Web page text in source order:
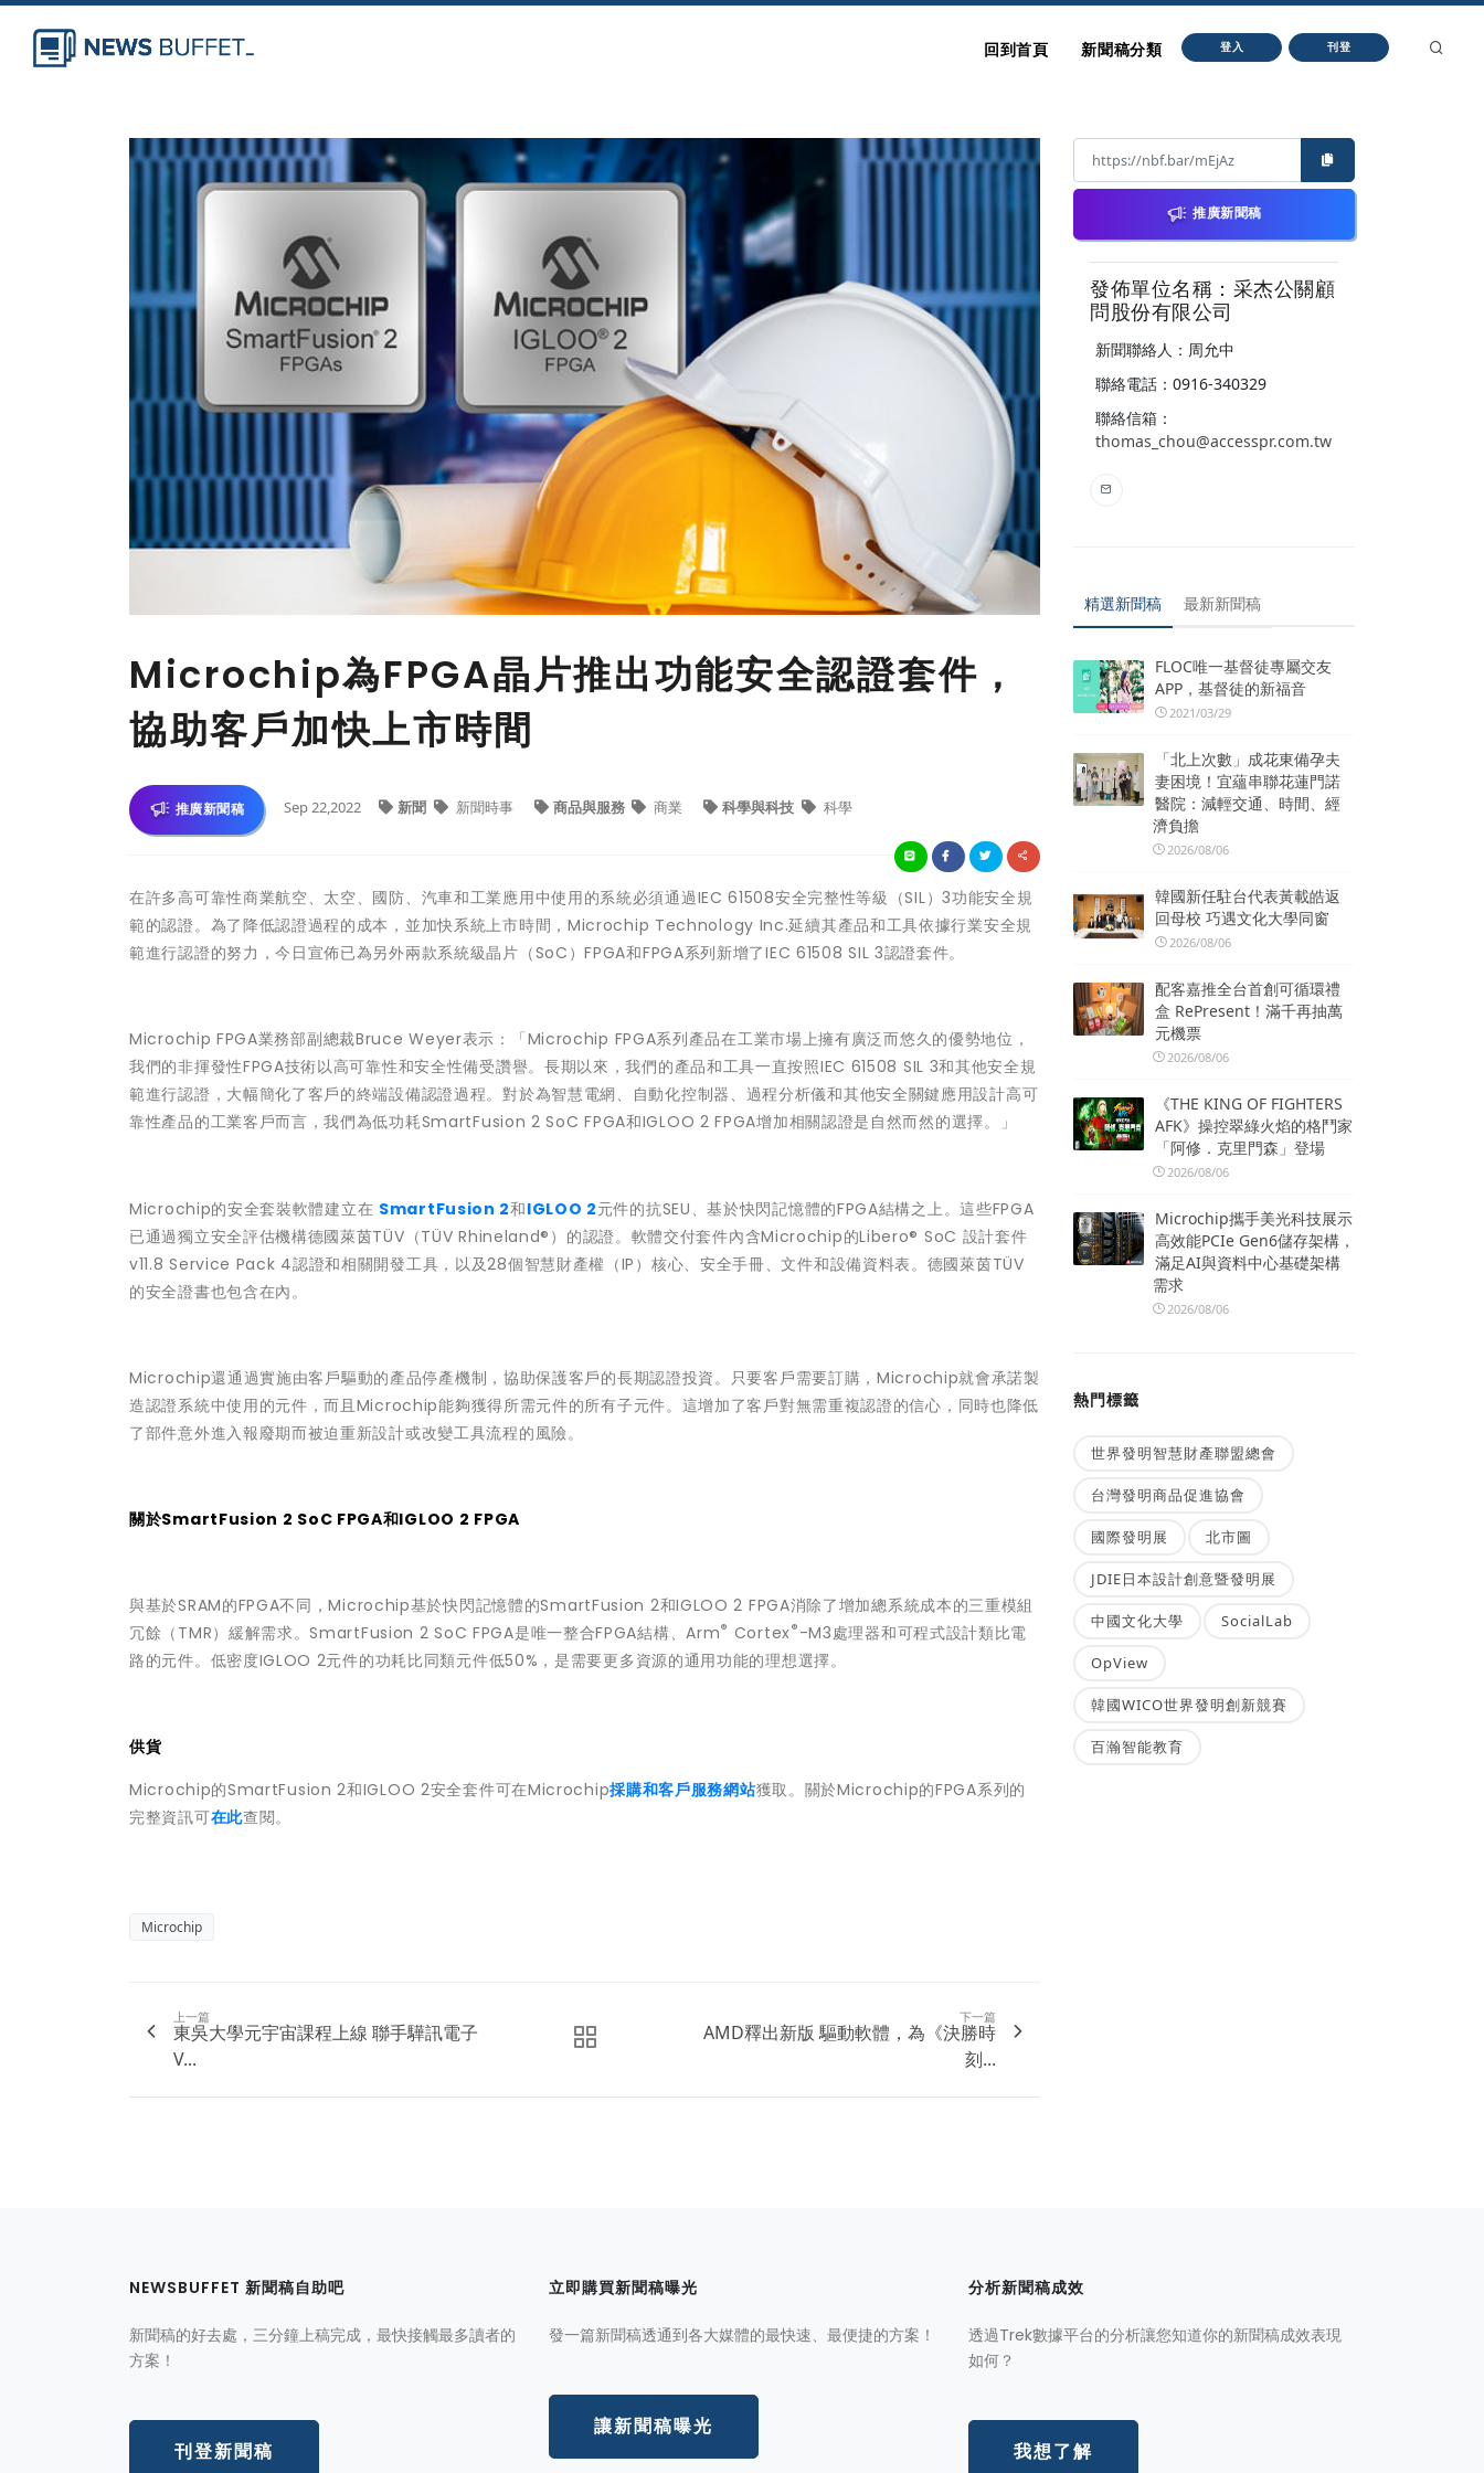
回到首頁 新聞稿分類 登入 刊登
Microchip為FPGA晶片推出功能安全認證套件，
協助客戶加快上市時間
推廣新聞稿 Sep 22,2022 新聞 新聞時事 商品與服務 商業 科學與科技 科學
在許多高可靠性商業航空、太空、國防、汽車和工業應用中使用的系統必須通過IEC 61508安全完整性等級（SIL）3功能安全規
範的認證。為了降低認證過程的成本，並加快系統上市時間，Microchip Technology Inc.延續其產品和工具依據行業安全規
範進行認證的努力，今日宣佈已為另外兩款系統級晶片（SoC）FPGA和FPGA系列新增了IEC 61508 SIL 3認證套件。
Microchip FPGA業務部副總裁Bruce Weyer表示：「Microchip FPGA系列產品在工業市場上擁有廣泛而悠久的優勢地位，
我們的非揮發性FPGA技術以高可靠性和安全性備受讚譽。長期以來，我們的產品和工具一直按照IEC 61508 SIL 3和其他安全規
範進行認證，大幅簡化了客戶的終端設備認證過程。對於為智慧電網、自動化控制器、過程分析儀和其他安全關鍵應用設計高可
靠性產品的工業客戶而言，我們為低功耗SmartFusion 2 SoC FPGA和IGLOO 2 FPGA增加相關認證是自然而然的選擇。」
Microchip的安全套裝軟體建立在 SmartFusion 2和IGLOO 2元件的抗SEU、基於快閃記憶體的FPGA結構之上。這些FPGA
已通過獨立安全評估機構德國萊茵TÜV（TÜV Rhineland®）的認證。軟體交付套件內含Microchip的Libero® SoC 設計套件
v11.8 Service Pack 4認證和相關開發工具，以及28個智慧財產權（IP）核心、安全手冊、文件和設備資料表。德國萊茵TÜV
的安全證書也包含在內。
Microchip還通過實施由客戶驅動的產品停產機制，協助保護客戶的長期認證投資。只要客戶需要訂購，Microchip就會承諾製
造認證系統中使用的元件，而且Microchip能夠獲得所需元件的所有子元件。這增加了客戶對無需重複認證的信心，同時也降低
了部件意外進入報廢期而被迫重新設計或改變工具流程的風險。
關於SmartFusion 2 SoC FPGA和IGLOO 2 FPGA
與基於SRAM的FPGA不同，Microchip基於快閃記憶體的SmartFusion 2和IGLOO 2 FPGA消除了增加總系統成本的三重模組
冗餘（TMR）緩解需求。SmartFusion 2 SoC FPGA是唯一整合FPGA結構、Arm® Cortex® -M3處理器和可程式設計類比電
路的元件。低密度IGLOO 2元件的功耗比同類元件低50%，是需要更多資源的通用功能的理想選擇。
供貨
Microchip的SmartFusion 2和IGLOO 2安全套件可在Microchip採購和客戶服務網站獲取。關於Microchip的FPGA系列的
完整資訊可在此查閱。
Microchip
上一篇
東吳大學元宇宙課程上線 聯手驊訊電子
V...
下一篇
AMD釋出新版 驅動軟體，為《決勝時
刻...
推廣新聞稿
發佈單位名稱：采杰公關顧
問股份有限公司
新聞聯絡人：周允中
聯絡電話：0916-340329
聯絡信箱：
thomas_chou@accesspr.com.tw
精選新聞稿 最新新聞稿
FLOC唯一基督徒專屬交友
APP，基督徒的新福音
2021/03/29
「北上次數」成花東備孕夫
妻困境！宜蘊串聯花蓮門諾
醫院：減輕交通、時間、經
濟負擔
2026/08/06
韓國新任駐台代表黃載皓返
回母校 巧遇文化大學同窗
2026/08/06
配客嘉推全台首創可循環禮
盒 RePresent！滿千再抽萬
元機票
2026/08/06
《THE KING OF FIGHTERS
AFK》操控翠綠火焰的格鬥家
「阿修．克里門森」登場
2026/08/06
Microchip攜手美光科技展示
高效能PCIe Gen6儲存架構，
滿足AI與資料中心基礎架構
需求
2026/08/06
熱門標籤
世界發明智慧財產聯盟總會
台灣發明商品促進協會
國際發明展 北市圖
JDIE日本設計創意暨發明展
中國文化大學 SocialLab
OpView
韓國WICO世界發明創新競賽
百瀚智能教育
NEWSBUFFET 新聞稿自助吧
新聞稿的好去處，三分鐘上稿完成，最快接觸最多讀者的
方案！
刊登新聞稿
立即購買新聞稿曝光
發一篇新聞稿透通到各大媒體的最快速、最便捷的方案！
讓新聞稿曝光
分析新聞稿成效
透過Trek數據平台的分析讓您知道你的新聞稿成效表現
如何？
我想了解